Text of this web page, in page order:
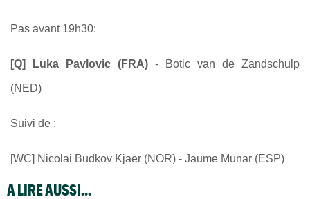
Pas avant 19h30:
[Q] Luka Pavlovic (FRA) - Botic van de Zandschulp
(NED)
Suivi de :
[WC] Nicolai Budkov Kjaer (NOR) - Jaume Munar (ESP)
A LIRE AUSSI...